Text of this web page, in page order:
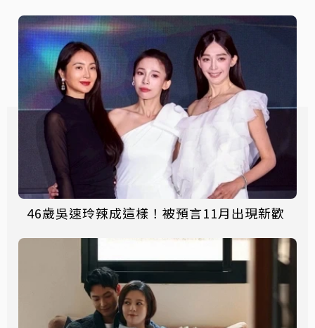
46歲吳速玲辣成這樣！被預言11月出現新歡